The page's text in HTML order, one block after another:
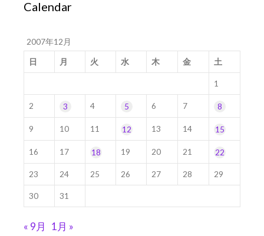
Calendar
2007年12月
日 月 火 水 木 金 土
1
2 3 4 5 6 7 8
9 10 11 12 13 14 15
16 17 18 19 20 21 22
23 24 25 26 27 28 29
30 31
« 9月 1月 »